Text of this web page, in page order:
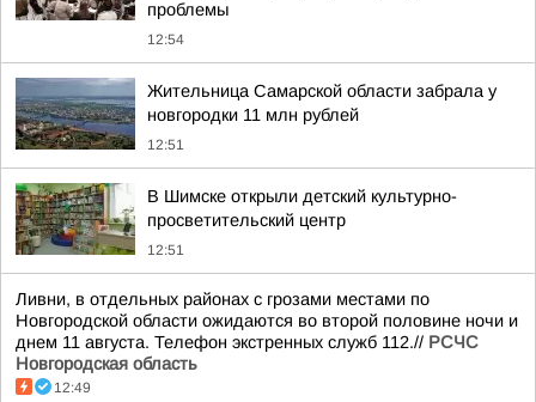
проблемы
12:54
Жительница Самарской области забрала у
новгородки 11 млн рублей
12:51
В Шимске открыли детский культурно-
просветительский центр
12:51
Ливни, в отдельных районах с грозами местами по
Новгородской области ожидаются во второй половине ночи и
днем 11 августа. Телефон экстренных служб 112.// РСЧС
Новгородская область
12:49